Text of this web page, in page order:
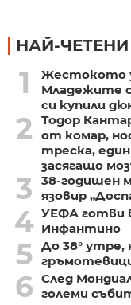
НАЙ-ЧЕТЕНИ
1
Жестокото
Младежите
си купили
2
Тодор
от комар,
треска,
засягащо
3
38-годишен
язовир
4 УЕФА готви
Инфантино
5 До 38° утре,
6 След
големи